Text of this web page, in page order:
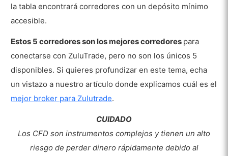
la tabla encontrará corredores con un depósito mínimo
accesible.
Estos 5 corredores son los mejores corredores para
conectarse con ZuluTrade, pero no son los únicos 5
disponibles. Si quieres profundizar en este tema, echa
un vistazo a nuestro artículo donde explicamos cuál es el
mejor broker para Zulutrade.
CUIDADO
Los CFD son instrumentos complejos y tienen un alto
riesgo de perder dinero rápidamente debido al